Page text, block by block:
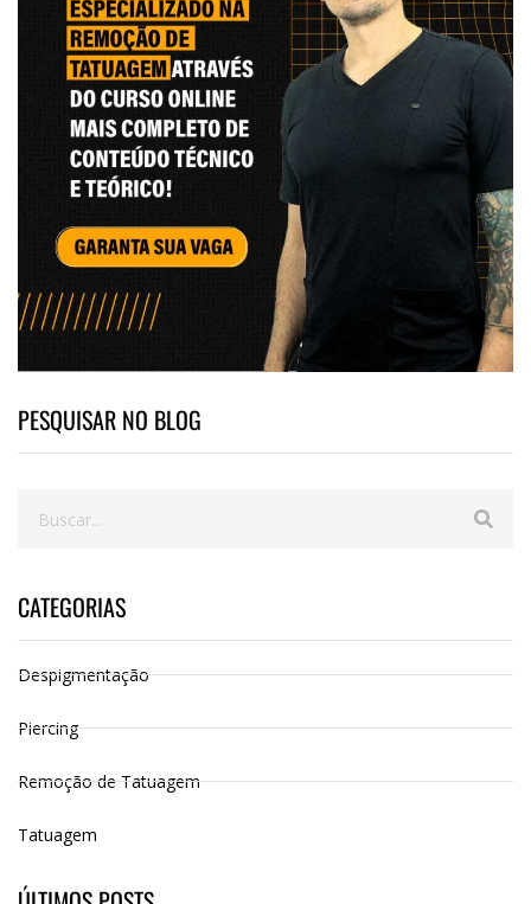
PESQUISAR NO BLOG
CATEGORIAS
Despigmentação
Piercing
Remoção de Tatuagem
Tatuagem